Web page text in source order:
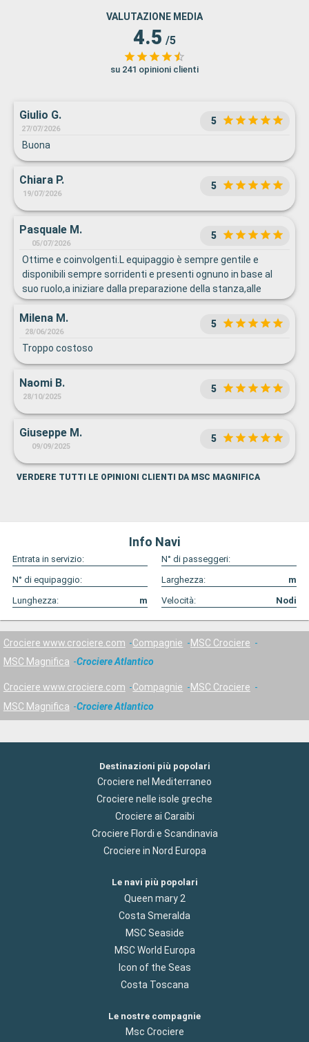
VALUTAZIONE MEDIA
4.5 /5
su 241 opinioni clienti
Giulio G.
27/07/2026
5
Buona
Chiara P.
19/07/2026
5
Pasquale M.
05/07/2026
5
Ottime e coinvolgenti.L equipaggio è sempre gentile e
disponibili sempre sorridenti e presenti ognuno in base al
suo ruolo,a iniziare dalla preparazione della stanza,alle
ragazze del servizio ristorante,a quelli del buffet,ottima
organizzazione,se potessi dare più di 10 avrei dato molto di
più e inoltre la figura di Juli è stata essenziale lei è
bravissima gentilissima e disponibile
Milena M.
28/06/2026
5
Troppo costoso
Naomi B.
28/10/2025
5
Giuseppe M.
09/09/2025
5
VERDERE TUTTI LE OPINIONI CLIENTI DA MSC MAGNIFICA
Info Navi
Entrata in servizio:
N° di passeggeri:
N° di equipaggio:
Larghezza:
m
Lunghezza:
m Velocità: Nodi
Crociere www.crociere.com Compagnie
MSC Crociere
MSC Magnifica
Crociere Atlantico
Crociere www.crociere.com Compagnie
MSC Crociere
MSC Magnifica
Crociere Atlantico
Destinazioni più popolari
Crociere nel Mediterraneo
Crociere nelle isole greche
Crociere ai Caraibi
Crociere Flordi e Scandinavia
Crociere in Nord Europa
Le navi più popolari
Queen mary 2
Costa Smeralda
MSC Seaside
MSC World Europa
Icon of the Seas
Costa Toscana
Le nostre compagnie
Msc Crociere